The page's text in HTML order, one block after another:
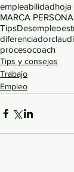
empleabilidadhoja
MARCA
TipsDesempleo
diferenciador
procesocoach
Tips y consejos
Trabajo
Empleo